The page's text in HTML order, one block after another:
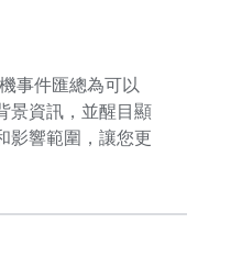
事件匯總為可以
景資訊，並醒目顯
影響範圍，讓您更